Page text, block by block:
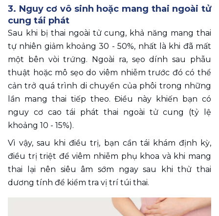
3. Nguy cơ vô sinh hoặc mang thai ngoài tử
cung tái phát
Sau khi bị thai ngoài tử cung, khả năng mang thai
tự nhiên giảm khoảng 30 - 50%, nhất là khi đã mất
một bên vòi trứng. Ngoài ra, sẹo dính sau phẫu
thuật hoặc mô sẹo do viêm nhiễm trước đó có thể
cản trở quá trình di chuyển của phôi trong những
lần mang thai tiếp theo. Điều này khiến bạn có
nguy cơ cao tái phát thai ngoài tử cung (tỷ lệ
khoảng 10 - 15%).
Vì vậy, sau khi điều trị, bạn cần tái khám định kỳ,
điều trị triệt để viêm nhiễm phụ khoa và khi mang
thai lại nên siêu âm sớm ngay sau khi thử thai
dương tính để kiểm tra vị trí túi thai.